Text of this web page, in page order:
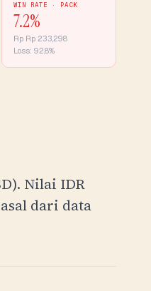
WIN RATE · PACK
7.2%
Rp Rp 233,298
Loss: 92.8%
Nilai IDR
dari data